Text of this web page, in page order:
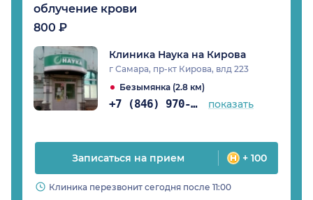
облучение крови
800 ₽
Клиника Наука на Кирова
г Самара, пр-кт Кирова, влд 223
Безымянка (2.8 км)
+7 (846) 970-74-50 показать
Записаться на прием + 100
Клиника перезвонит сегодня после 11:00